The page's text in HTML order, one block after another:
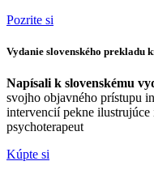
Pozrite si
Vydanie slovenského prekladu
Napísali k slovenskému
svojho objavného prístupu
intervencií pekne
psychoterapeut
Kúpte si